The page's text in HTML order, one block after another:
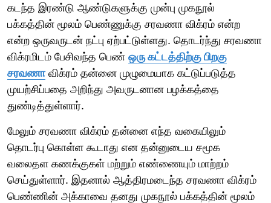
கடந்த இரண்டு ஆண்டுகளுக்கு முன்பு முகநூல்
பக்கத்தின் மூலம் பெண்ணுக்கு சரவணா விக்ரம் என்ற
என்ற ஒருவருடன் நட்பு ஏற்பட்டுள்ளது. தொடர்ந்து சரவணா
விக்ரமிடம் பேசிவந்த பெண் ஒரு கட்டத்திற்கு பிறகு
சரவணாவிக்ரம் தன்னை முழுமையாக கட்டுப்படுத்த
முயற்சிப்பதை அறிந்து அவருடனான பழக்கத்தை
துண்டித்துள்ளார்.
மேலும் சரவணா விக்ரம் தன்னை எந்த வகையிலும்
தொடர்பு கொள்ள கூடாது என தன்னுடைய சமூக
வலைதள கணக்குகள் மற்றும் எண்ணையும் மாற்றம்
செய்துள்ளார். இதனால் ஆத்திரமடைந்த சரவணா விக்ரம்
பெண்ணின் அக்காவை தனது முகநூல் பக்கத்தின் மூலம்